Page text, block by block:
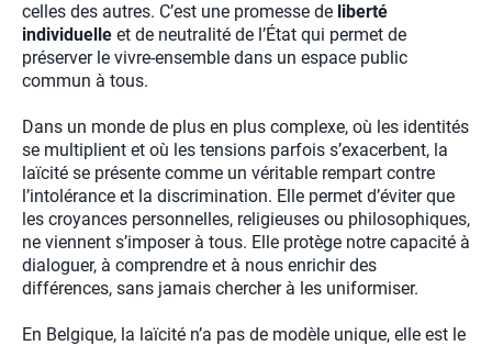
celles des autres. C’est une promesse de liberté
individuelle et de neutralité de l’État qui permet de
préserver le vivre-ensemble dans un espace public
commun à tous.
Dans un monde de plus en plus complexe, où les identités
se multiplient et où les tensions parfois s’exacerbent, la
laïcité se présente comme un véritable rempart contre
l’intolérance et la discrimination. Elle permet d’éviter que
les croyances personnelles, religieuses ou philosophiques,
ne viennent s’imposer à tous. Elle protège notre capacité à
dialoguer, à comprendre et à nous enrichir des
différences, sans jamais chercher à les uniformiser.
En Belgique, la laïcité n’a pas de modèle unique, elle est le